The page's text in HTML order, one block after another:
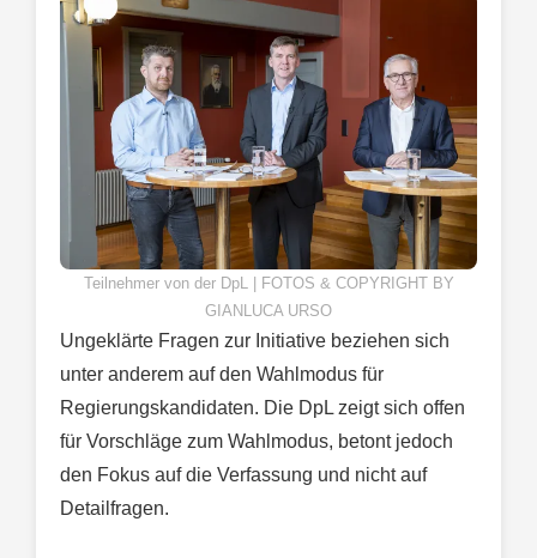
Teilnehmer von der DpL | FOTOS & COPYRIGHT BY
GIANLUCA URSO
Ungeklärte Fragen zur Initiative beziehen sich
unter anderem auf den Wahlmodus für
Regierungskandidaten. Die DpL zeigt sich offen
für Vorschläge zum Wahlmodus, betont jedoch
den Fokus auf die Verfassung und nicht auf
Detailfragen.